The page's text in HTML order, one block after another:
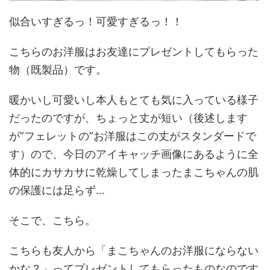
似合いすぎるっ！可愛すぎるっ！！
こちらのお洋服はお友達にプレゼントしてもらった
物（既製品）です。
暖かいし可愛いし本人もとても気に入っている様子
だったのですが、ちょっと丈が短い（後述します
が”フェレットの”お洋服はこの丈がスタンダードで
す）ので、今日のアイキャッチ画像にあるように全
体的にカサカサに乾燥してしまったまこちゃんの肌
の保護には足らず…
そこで、こちら。
こちらも友人から「まこちゃんのお洋服にならない